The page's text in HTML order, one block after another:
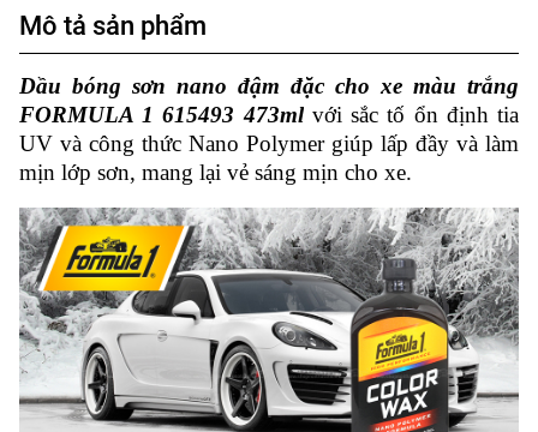
Mô tả sản phẩm
Dầu bóng sơn nano đậm đặc cho xe màu trắng
FORMULA 1 615493 473mlvới sắc tố ổn định tia
UV và công thức Nano Polymer giúp lấp đầy và làm
mịn lớp sơn, mang lại vẻ sáng mịn cho xe.